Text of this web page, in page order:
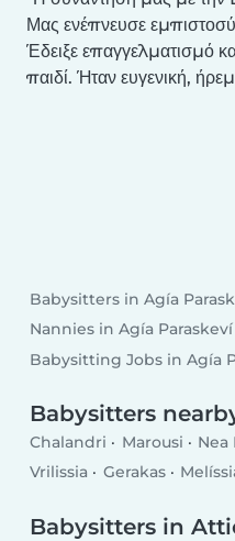
Μας ενέπνευσε
Έδειξε επαγγελματισμό
παιδί. Ήταν ευγενική,
Babysitters in Agía
Nannies in Agía Paraskeví
Babysitting Jobs in Agía
Babysitters
Chalandri Marousi Nea
Vrilissia
Gerakas
Babysitters in